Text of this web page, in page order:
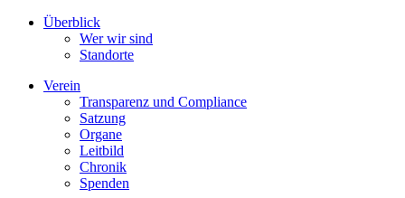
Überblick
Wer wir sind
Standorte
Verein
Transparenz und Compliance
Satzung
Organe
Leitbild
Chronik
Spenden